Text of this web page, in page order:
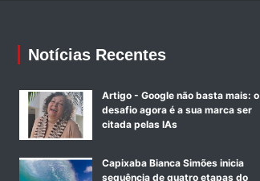
Notícias Recentes
Artigo - Google não basta mais: o
desafio agora é a sua marca ser
citada pelas IAs
Capixaba Bianca Simões inicia
sequência de quatro etapas do